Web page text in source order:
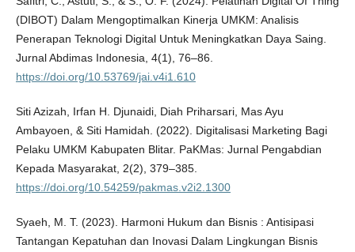
(DIBOT) Dalam Mengoptimalkan Kinerja UMKM: Analisis
Penerapan Teknologi Digital Untuk Meningkatkan Daya Saing.
Jurnal Abdimas Indonesia, 4(1), 76–86.
https://doi.org/10.53769/jai.v4i1.610
Siti Azizah, Irfan H. Djunaidi, Diah Priharsari, Mas Ayu
Ambayoen, & Siti Hamidah. (2022). Digitalisasi Marketing Bagi
Pelaku UMKM Kabupaten Blitar. PaKMas: Jurnal Pengabdian
Kepada Masyarakat, 2(2), 379–385.
https://doi.org/10.54259/pakmas.v2i2.1300
Syaeh, M. T. (2023). Harmoni Hukum dan Bisnis : Antisipasi
Tantangan Kepatuhan dan Inovasi Dalam Lingkungan Bisnis